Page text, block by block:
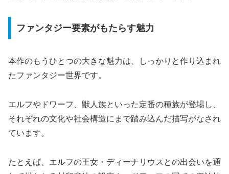
ファンタジー要素がもたらす魅力
本作のもうひとつの大きな魅力は、しっかりと作り込まれ
たファンタジー世界です。
エルフやドワーフ、獣人族といった定番の種族が登場し、
それぞれの文化や社会構造にまで踏み込んだ描写がなされ
ています。
たとえば、エルフの王女・ディーナリウスとの出会いを通